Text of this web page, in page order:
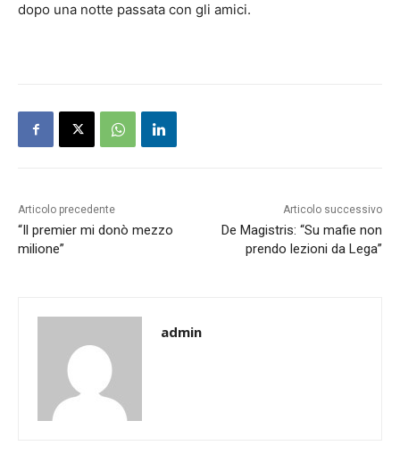
dopo una notte passata con gli amici.
Articolo precedente
“Il premier mi donò mezzo
milione”
Articolo successivo
De Magistris: “Su mafie non
prendo lezioni da Lega”
admin